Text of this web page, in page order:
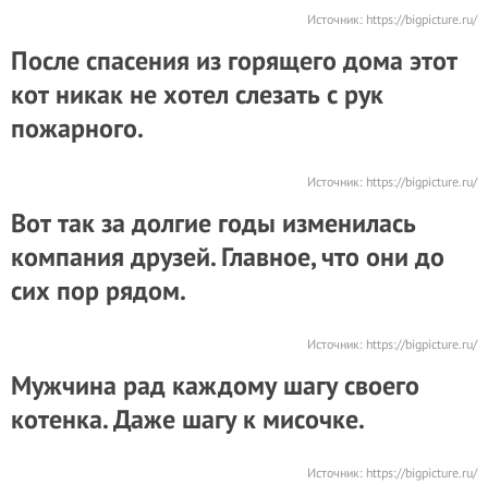
Источник: https://bigpicture.ru/
После спасения из горящего дома этот
кот никак не хотел слезать с рук
пожарного.
Источник: https://bigpicture.ru/
Вот так за долгие годы изменилась
компания друзей. Главное, что они до
сих пор рядом.
Источник: https://bigpicture.ru/
Мужчина рад каждому шагу своего
котенка. Даже шагу к мисочке.
Источник: https://bigpicture.ru/